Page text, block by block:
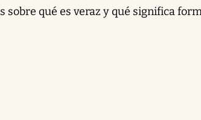
sobre qué es veraz y qué significa